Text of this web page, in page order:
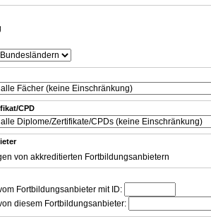
CPD
von akkreditierten Fortbildungsanbietern
Fortbildungsanbieter mit ID:
diesem Fortbildungsanbieter: